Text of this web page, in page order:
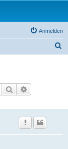
Anmelden
Suche